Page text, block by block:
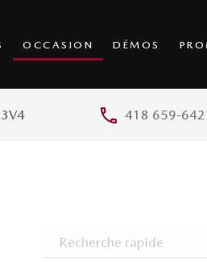
OCCASION DÉMOS
418 659-